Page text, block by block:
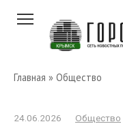
Главная » Общество
24.06.2026 Общество